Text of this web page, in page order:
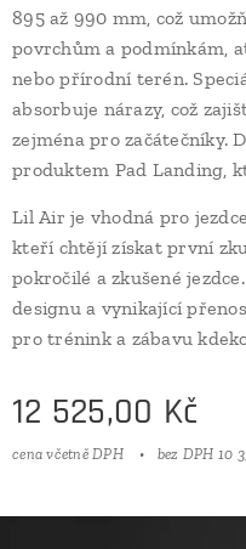
895 až 990 mm, což
povrchům a podmínkám,
nebo přírodní terén.
absorbuje nárazy, což
zejména pro začátečníky.
produktem Pad Landing,
Lil Air je vhodná pro
kteří chtějí získat první
pokročilé a zkušené
designu a vynikající
pro trénink a zábavu
12 525,00 Kč
cena včetně DPH bez DPH 10